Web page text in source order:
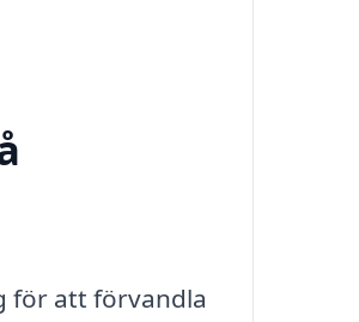
för att förvandla